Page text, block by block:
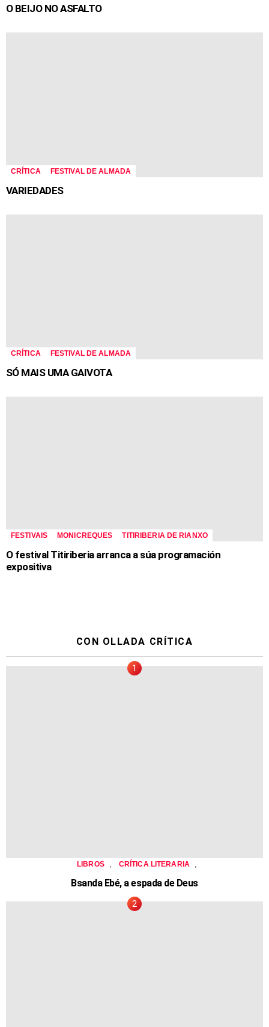
O BEIJO NO ASFALTO
CRÍTICA FESTIVAL DE ALMADA
VARIEDADES
CRÍTICA FESTIVAL DE ALMADA
SÓ MAIS UMA GAIVOTA
FESTIVAIS MONICREQUES TITIRIBERIA DE RIANXO
O festival Titiriberia arranca a súa programación
expositiva
CON OLLADA CRÍTICA
LIBROS CRÍTICA LITERARIA
Bsanda Ebé, a espada de Deus